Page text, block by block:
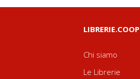
LIBRERIE.COOP
Chi siamo
Le Librerie